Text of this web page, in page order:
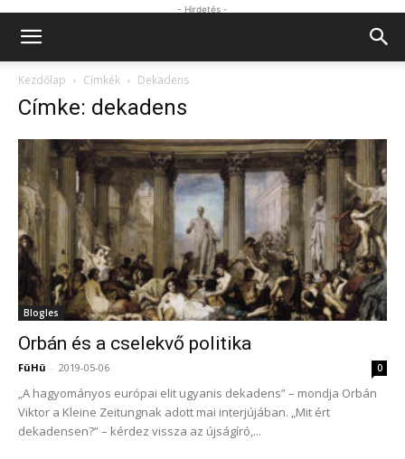
- Hirdetés -
Kezdőlap Címkék Dekadens
Címke: dekadens
Blogles
Orbán és a cselekvő politika
FüHü - 2019-05-06 0
„A hagyományos európai elit ugyanis dekadens” – mondja Orbán
Viktor a Kleine Zeitungnak adott mai interjújában. „Mit ért
dekadensen?” – kérdez vissza az újságíró,...